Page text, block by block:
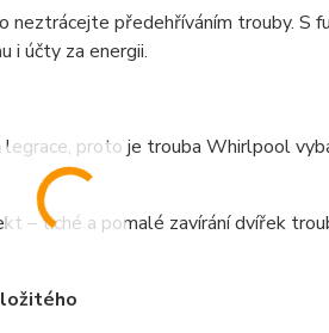
neztrácejte předehříváním trouby.
i účty za energii.
legrace, proto je trouba Whirlpool
– tiché a pomalé zavírání dvířek